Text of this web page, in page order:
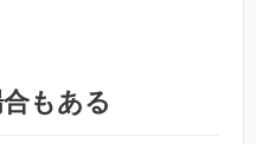
もある